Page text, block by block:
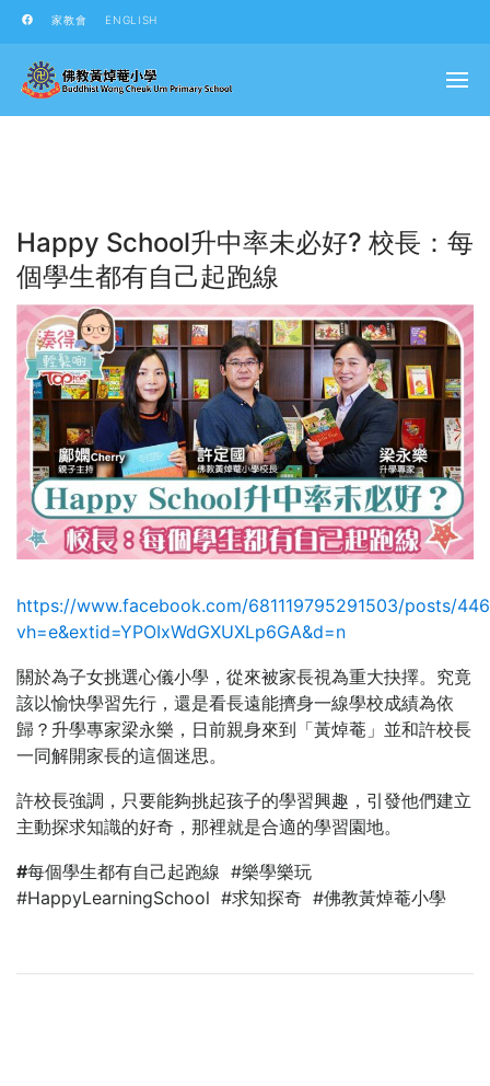
家教會 ENGLISH
Happy School升中率未必好? 校長：每
個學生都有自己起跑線
https://www.facebook.com/681119795291503/posts/
vh=e&extid=YPOIxWdGXUXLp6GA&d=n
關於為子女挑選心儀小學，從來被家長視為重大抉擇。究竟
該以愉快學習先行，還是看長遠能擠身一線學校成績為依
歸？升學專家梁永樂，日前親身來到「黃焯菴」並和許校長
一同解開家長的這個迷思。
許校長強調，只要能夠挑起孩子的學習興趣，引發他們建立
主動探求知識的好奇，那裡就是合適的學習園地。
#每個學生都有自己起跑線 #樂學樂玩
#HappyLearningSchool #求知探奇 #佛教黃焯菴小學